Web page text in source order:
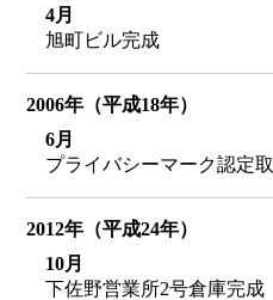
4月
旭町ビル完成
2006年（平成18年）
6月
プライバシーマーク認定
2012年（平成24年）
10月
下佐野営業所2号倉庫完成